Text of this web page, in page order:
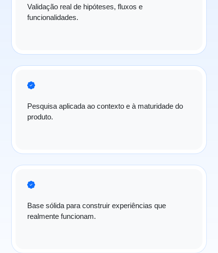
Validação real de hipóteses, fluxos e
funcionalidades.
Pesquisa aplicada ao contexto e à maturidade do
produto.
Base sólida para construir experiências que
realmente funcionam.